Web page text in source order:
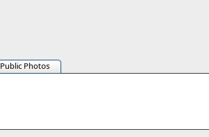
Public Photos